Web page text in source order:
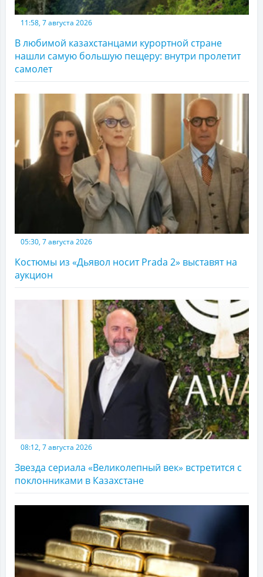
11:58, 7 августа 2026
В любимой казахстанцами курортной стране
нашли самую большую пещеру: внутри пролетит
самолет
05:30, 7 августа 2026
Костюмы из «Дьявол носит Prada 2» выставят на
аукцион
08:12, 7 августа 2026
Звезда сериала «Великолепный век» встретится с
поклонниками в Казахстане